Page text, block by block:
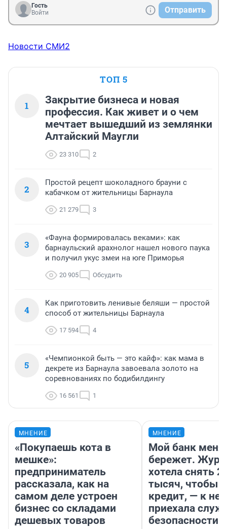
Гость
Войти
Отправить
Новости СМИ2
ТОП 5
1
Закрытие бизнеса и новая
профессия. Как живет и о чем
мечтает вышедший из землянки
Алтайский Маугли
23 310 2
2
Простой рецепт шоколадного брауни с
кабачком от жительницы Барнаула
21 279 3
3
«Фауна формировалась веками»: как
барнаульский арахнолог нашел нового паука
и получил укус змеи на юге Приморья
20 905 Обсудить
4
Как приготовить ленивые беляши — простой
способ от жительницы Барнаула
17 594 4
5
«Чемпионкой быть — это кайф»: как мама в
декрете из Барнаула завоевала золото на
соревнованиях по бодибилдингу
16 561 1
МНЕНИЕ
«Покупаешь кота в
мешке»:
предприниматель
рассказала, как на
самом деле устроен
бизнес со складами
дешевых товаров
МНЕНИЕ
Мой банк меня
бережет.
хотела снять
тысяч, чтобы
кредит, — к
приехала
безопасности